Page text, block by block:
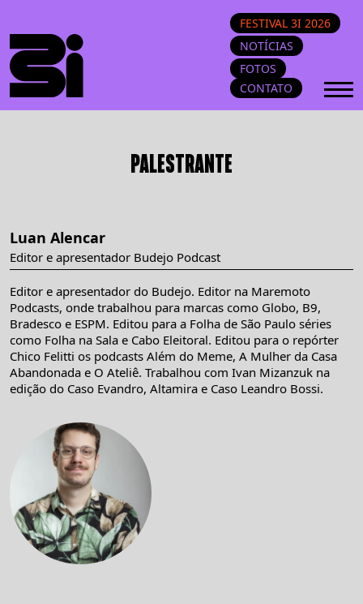
FESTIVAL 3I 2026
NOTÍCIAS
FOTOS
CONTATO
PALESTRANTE
Luan Alencar
Editor e apresentador Budejo Podcast
Editor e apresentador do Budejo. Editor na Maremoto
Podcasts, onde trabalhou para marcas como Globo, B9,
Bradesco e ESPM. Editou para a Folha de São Paulo séries
como Folha na Sala e Cabo Eleitoral. Editou para o repórter
Chico Felitti os podcasts Além do Meme, A Mulher da Casa
Abandonada e O Ateliê. Trabalhou com Ivan Mizanzuk na
edição do Caso Evandro, Altamira e Caso Leandro Bossi.